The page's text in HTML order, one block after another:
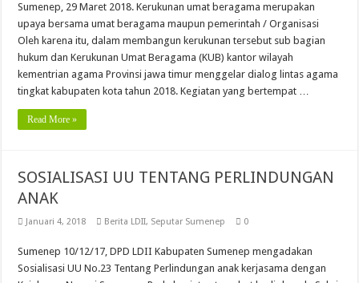
Sumenep, 29 Maret 2018. Kerukunan umat beragama merupakan
upaya bersama umat beragama maupun pemerintah / Organisasi
Oleh karena itu, dalam membangun kerukunan tersebut sub bagian
hukum dan Kerukunan Umat Beragama (KUB) kantor wilayah
kementrian agama Provinsi jawa timur menggelar dialog lintas agama
tingkat kabupaten kota tahun 2018. Kegiatan yang bertempat …
Read More »
SOSIALISASI UU TENTANG PERLINDUNGAN
ANAK
Januari 4, 2018 Berita LDII, Seputar Sumenep 0
Sumenep 10/12/17, DPD LDII Kabupaten Sumenep mengadakan
Sosialisasi UU No.23 Tentang Perlindungan anak kerjasama dengan